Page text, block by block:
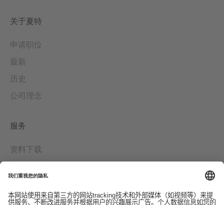
关于夏特
申请职位
最新
历史
公司理念
服务
资料下载